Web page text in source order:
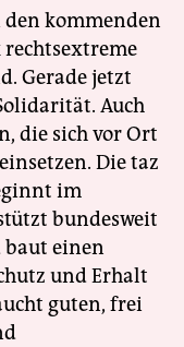
den kommenden
Gerade jetzt
Auch
die sich vor Ort
Die taz
im
bundesweit
einen
und Erhalt
guten, frei